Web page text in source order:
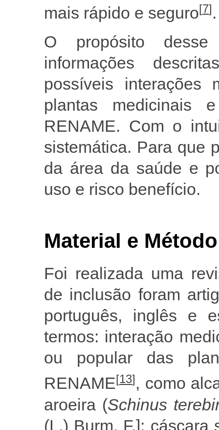
mais rápido e seguro[7].
O propósito
informações
possíveis interações
plantas medicinais
RENAME. Com o
sistemática. Para que
da área da saúde e
uso e risco benefício.
Material e Método
Foi realizada uma
de inclusão foram
português, inglês e
termos: interação
ou popular das
RENAME[13], como
aroeira (Schinus
(L.) Burm. F.]; cáscara